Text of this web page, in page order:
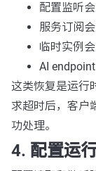
配置监听
服务订阅会
临时实例会
AI
这类恢复是运行
求超时后，客户
功处理。
4. 配置运